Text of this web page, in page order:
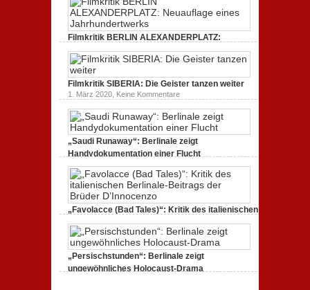
unverständlich,
zur
dreht
durch
Filmkritik BERLIN ALEXANDERPLATZ:
Neuauflage eines Jahrhundertwerks
1. März 2020,Keine Kommentarezu
BERLIN
ALEXANDERPLATZ:
Neuauflage
eines
Jahrhundertwerks
Filmkritik SIBERIA: Die Geister tanzen weiter
1. März 2020, Keine Kommentarezu
Filmkritik
SIBERIA:
Die
Geister
tanzen
weiter
„Saudi Runaway“: Berlinale zeigt
Handydokumentation einer Flucht
„Saudi
Runaway“:
Berlinale
Handydokumentation
einer
„Favolacce (Bad Tales)“: Kritik des italienischen
Berlinale-Beitrags der Brüder D’Innocenzo
25. Februar 2020,Keine Kommentarezu
„Favolacce
(Bad
Tales)“:
Kritik
des
„Persischstunden“: Berlinale zeigt
ungewöhnliches Holocaust-Drama